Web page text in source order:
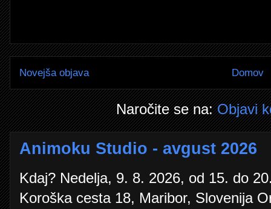
Novejša objava Domov
Naročite se na:Objavi
Animoku Studio - avgust 2026
Kdaj? Nedelja, 9. 8. 2026, od 15. do
Koroška cesta 18, Maribor, Slovenija